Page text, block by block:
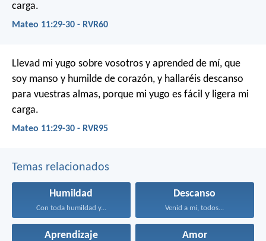
carga.
Mateo 11:29-30 - RVR60
Llevad mi yugo sobre vosotros y aprended de mí, que
soy manso y humilde de corazón, y hallaréis descanso
para vuestras almas, porque mi yugo es fácil y ligera mi
carga.
Mateo 11:29-30 - RVR95
Temas relacionados
Humildad
Con toda humildad y...
Descanso
Venid a mí, todos...
Aprendizaje Amor